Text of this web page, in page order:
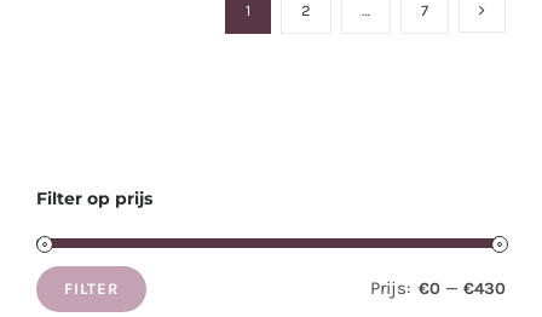
1 2 … 7
Filter op prijs
Min.
Max.
FILTER Prijs: €0 — €430